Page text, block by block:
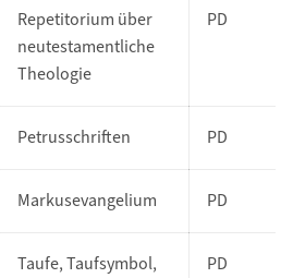
Repetitorium über
neutestamentliche
Theologie
PD
Petrusschriften PD
Markusevangelium PD
Taufe, Taufsymbol,
PD